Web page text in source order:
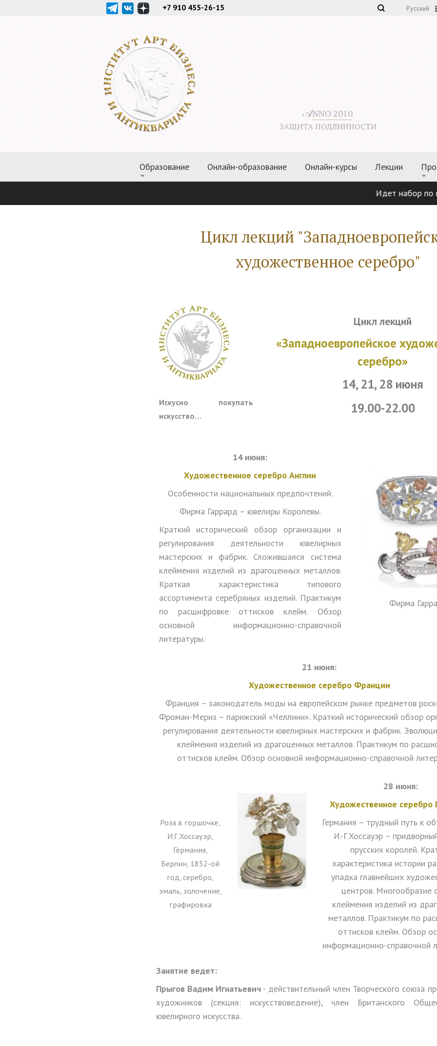
𝒜NNO 2010
ЗАЩИТА ПОДЛИННОСТИ
Образование Онлайн-образование Онлайн-курсы Лекции
Русский
+7 910 455-26-15
Идет набор по
Цикл лекций
художественное серебро"
Искусно покупать
искусство…
Цикл лекций
«Западноевропейское
серебро»
14, 21, 28 июня
19.00-22.00
14 июня:
Художественное серебро Англии
Особенности национальных предпочтений.
Фирма Гаррард – ювелиры Королевы.
Краткий исторический обзор организации и
регулирования деятельности ювелирных
мастерских и фабрик. Сложившаяся система
клеймения изделий из драгоценных металлов.
Краткая характеристика типового
ассортимента серебряных изделий. Практикум
по расшифровке оттисков клейм. Обзор
основной информационно-справочной
литературы.
Фирма
21 июня:
Художественное серебро Франции
Франция – законодатель моды на европейском рынке предметов
Фроман-Мериз – парижский «Челлини». Краткий исторический обзор
регулирования деятельности ювелирных мастерских и фабрик.
клеймения изделий из драгоценных металлов. Практикум по
оттисков клейм. Обзор основной информационно-справочной
Роза в горшочке,
И.Г.Хоссауэр,
Германия,
Берлин, 1852-ой
год, серебро,
эмаль, золочение,
графировка
28 июня:
Художественное серебро
Германия – трудный путь к
И.-Г.Хоссауэр –
прусских королей.
характеристика истории
упадка главнейших
центров. Многообразие
клеймения изделий из
металлов. Практикум по
оттисков клейм. Обзор
информационно-справочной
Занятие ведет:
Прыгов Вадим Игнатьевич - действительный член Творческого союза
художников (секция: искусствоведение), член Британского
ювелирного искусства.